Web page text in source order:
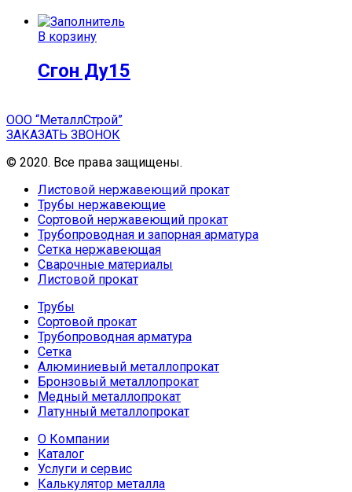
В корзину
Сгон Ду15
ООО “МеталлСтрой”
ЗАКАЗАТЬ ЗВОНОК
© 2020. Все права защищены.
Листовой нержавеющий прокат
Трубы нержавеющие
Сортовой нержавеющий прокат
Трубопроводная и запорная арматура
Сетка нержавеющая
Сварочные материалы
Листовой прокат
Трубы
Сортовой прокат
Трубопроводная арматура
Сетка
Алюминиевый металлопрокат
Бронзовый металлопрокат
Медный металлопрокат
Латунный металлопрокат
О Компании
Каталог
Услуги и сервис
Калькулятор металла